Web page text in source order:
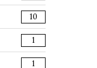
10
1
1